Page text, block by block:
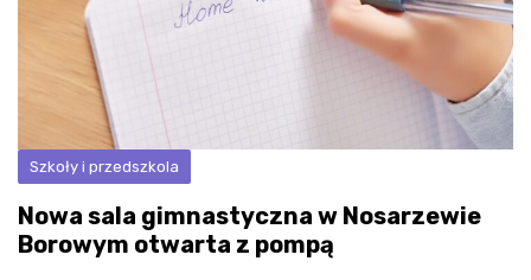
Szkoły i przedszkola
Nowa sala gimnastyczna w Nosarzewie
Borowym otwarta z pompą